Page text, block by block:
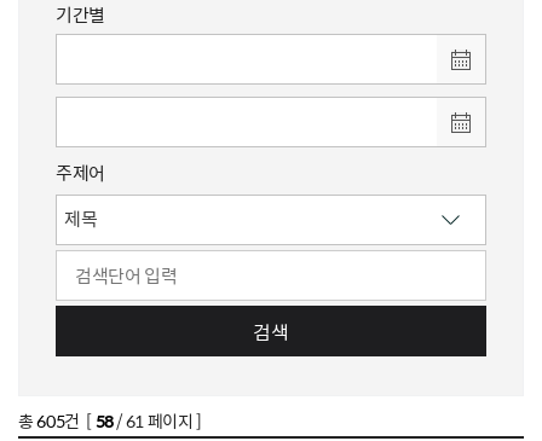
기간별
주제어
검색
총605건 [58/ 61 페이지 ]